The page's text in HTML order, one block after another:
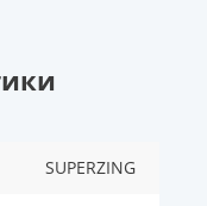
SUPERZING